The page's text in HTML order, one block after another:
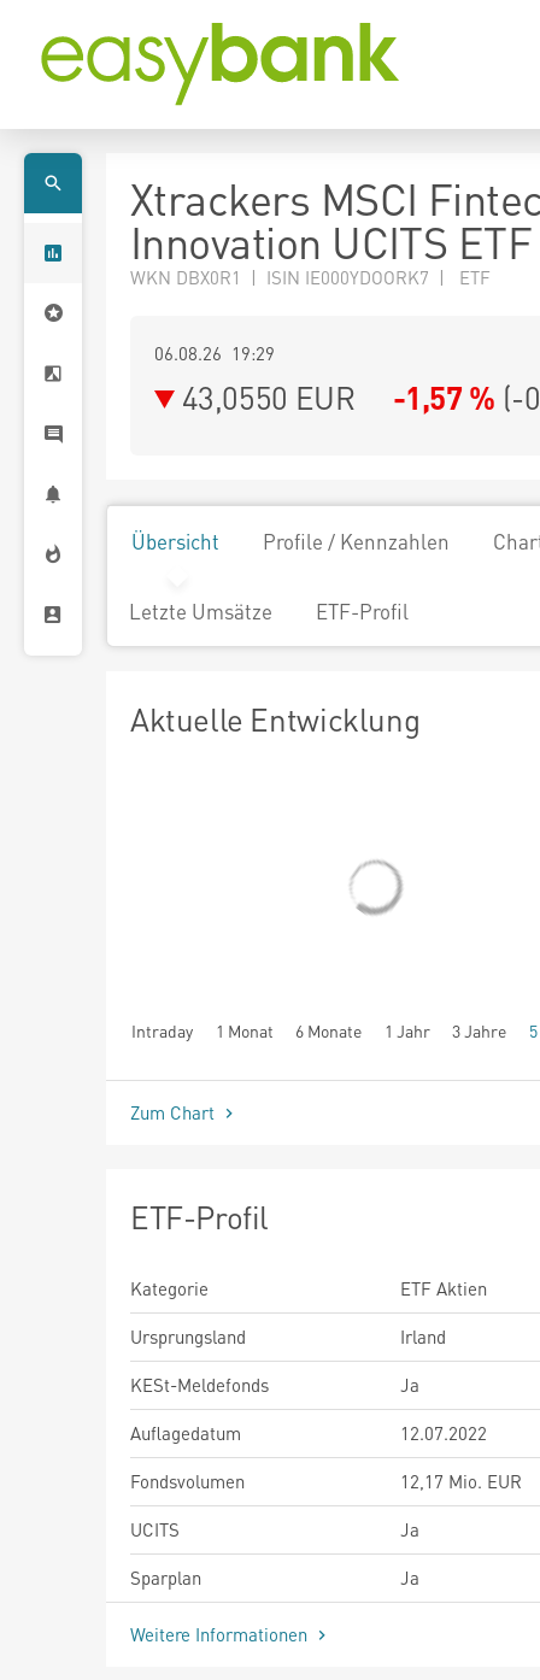
Xtrackers MSCI
Innovation UCITS
WKN DBX0R1 | ISIN IE000YDOORK7 | ETF
06.08.26 19:29
43,0550 EUR -1,57 % (-
Übersicht Profile / Kennzahlen
Letzte Umsätze ETF-Profil
Aktuelle Entwicklung
Intraday 1 Monat 6 Monate 1 Jahr 3 Jahre
seit Beginn
Zum Chart
ETF-Profil
Kategorie
ETF Aktien
Ursprungsland
Irland
KESt-Meldefonds
Ja
Auflagedatum
12.07.2022
Fondsvolumen
12,17 Mio. EUR
UCITS
Ja
Sparplan
Ja
Weitere Informationen